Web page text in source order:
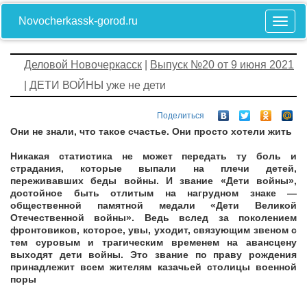
Novocherkassk-gorod.ru
Деловой Новочеркасск
Выпуск №20 от 9 июня 2021
| ДЕТИ ВОЙНЫ уже не дети
Поделиться
Они не знали, что такое счастье. Они просто хотели жить
Никакая статистика не может передать ту боль и
страдания, которые выпали на плечи детей,
переживавших беды войны. И звание «Дети войны»,
достойное быть отлитым на нагрудном знаке —
общественной памятной медали «Дети Великой
Отечественной войны». Ведь вслед за поколением
фронтовиков, которое, увы, уходит, связующим звеном с
тем суровым и трагическим временем на авансцену
выходят дети войны. Это звание по праву рождения
принадлежит всем жителям казачьей столицы военной
поры